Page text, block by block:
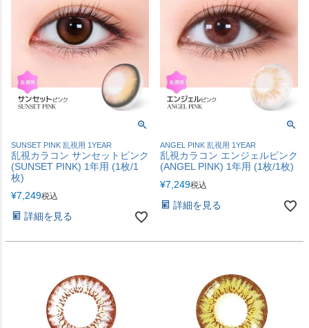
SUNSET PINK 乱視用 1YEAR
乱視カラコン サンセットピンク
(SUNSET PINK) 1年用 (1枚/1
枚)
¥7,249税込
詳細を見る
ANGEL PINK 乱視用 1YEAR
乱視カラコン エンジェルピンク
(ANGEL PINK) 1年用 (1枚/1枚)
¥7,249税込
詳細を見る